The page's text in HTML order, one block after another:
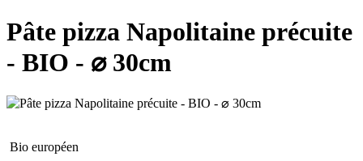
Pâte pizza Napolitaine précuite
- BIO - ⌀ 30cm
Bio européen